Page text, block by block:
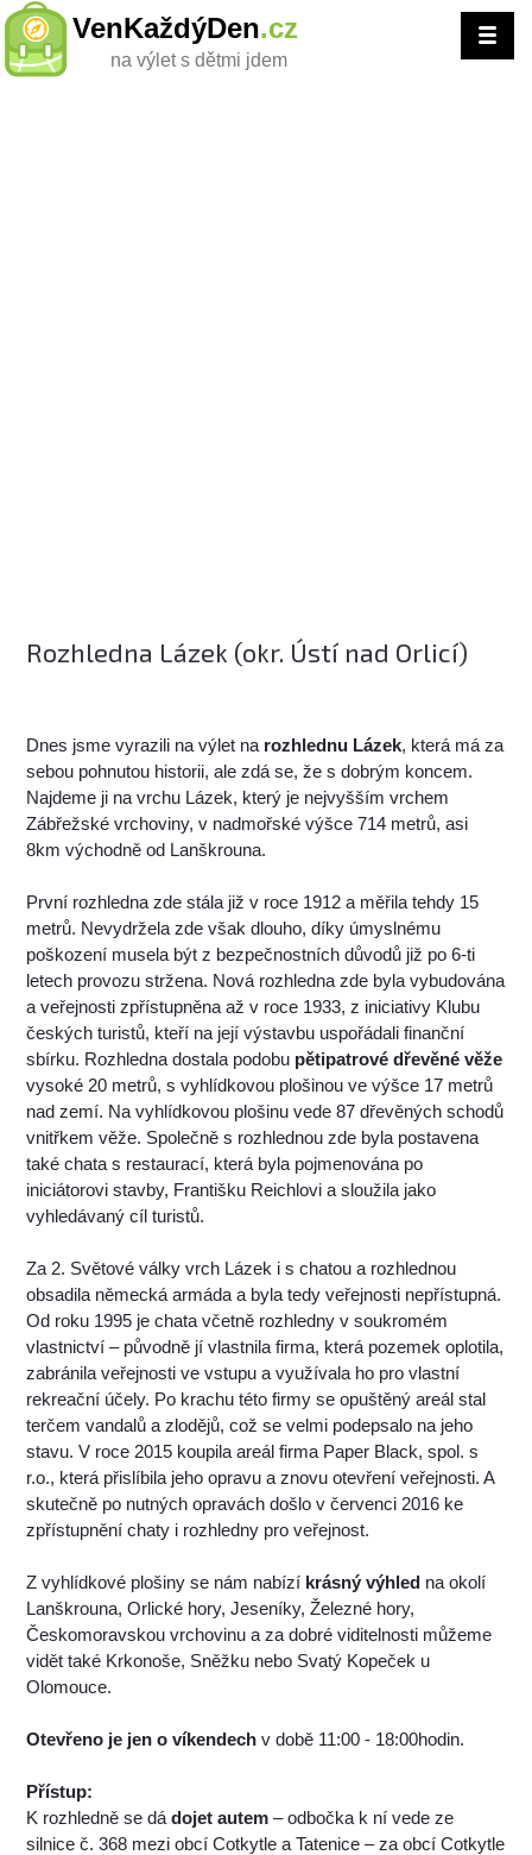
VenKaždýDen.cz
na výlet s dětmi jdem
Rozhledna Lázek (okr. Ústí nad Orlicí)
Dnes jsme vyrazili na výlet na rozhlednu Lázek, která má za
sebou pohnutou historii, ale zdá se, že s dobrým koncem.
Najdeme ji na vrchu Lázek, který je nejvyšším vrchem
Zábřežské vrchoviny, v nadmořské výšce 714 metrů, asi
8km východně od Lanškrouna.
První rozhledna zde stála již v roce 1912 a měřila tehdy 15
metrů. Nevydržela zde však dlouho, díky úmyslnému
poškození musela být z bezpečnostních důvodů již po 6-ti
letech provozu stržena. Nová rozhledna zde byla vybudována
a veřejnosti zpřístupněna až v roce 1933, z iniciativy Klubu
českých turistů, kteří na její výstavbu uspořádali finanční
sbírku. Rozhledna dostala podobu pětipatrové dřevěné věže
vysoké 20 metrů, s vyhlídkovou plošinou ve výšce 17 metrů
nad zemí. Na vyhlídkovou plošinu vede 87 dřevěných schodů
vnitřkem věže. Společně s rozhlednou zde byla postavena
také chata s restaurací, která byla pojmenována po
iniciátorovi stavby, Františku Reichlovi a sloužila jako
vyhledávaný cíl turistů.
Za 2. Světové války vrch Lázek i s chatou a rozhlednou
obsadila německá armáda a byla tedy veřejnosti nepřístupná.
Od roku 1995 je chata včetně rozhledny v soukromém
vlastnictví – původně jí vlastnila firma, která pozemek oplotila,
zabránila veřejnosti ve vstupu a využívala ho pro vlastní
rekreační účely. Po krachu této firmy se opuštěný areál stal
terčem vandalů a zlodějů, což se velmi podepsalo na jeho
stavu. V roce 2015 koupila areál firma Paper Black, spol. s
r.o., která přislíbila jeho opravu a znovu otevření veřejnosti. A
skutečně po nutných opravách došlo v červenci 2016 ke
zpřístupnění chaty i rozhledny pro veřejnost.
Z vyhlídkové plošiny se nám nabízí krásný výhled na okolí
Lanškrouna, Orlické hory, Jeseníky, Železné hory,
Českomoravskou vrchovinu a za dobré viditelnosti můžeme
vidět také Krkonoše, Sněžku nebo Svatý Kopeček u
Olomouce.
Otevřeno je jen o víkendech v době 11:00 - 18:00hodin.
Přístup:
K rozhledně se dádojet autem – odbočka k ní vede ze
silnice č. 368 mezi obcí Cotkytle a Tatenice – za obcí Cotkytle